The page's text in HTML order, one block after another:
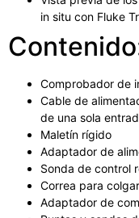
in situ con Fluke
Comprobador de
Cable de
de una sola
Maletín rígido
Adaptador de
Sonda de control
Correa para colgar
Adaptador de